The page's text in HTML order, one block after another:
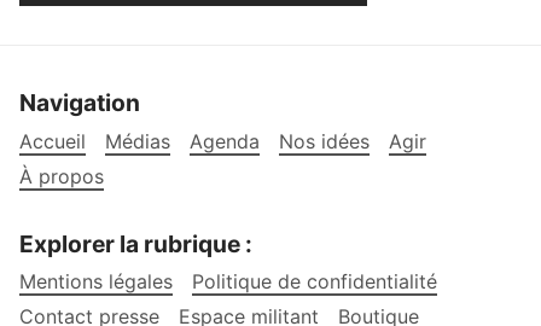
Ces sujets sociétaux sont certes importants,
de diversion pour occulter l’essentiel : la
trahison d’une partie des élites au profit de
leurs seuls intérêts, contre l’intérêt de la
Nation.
6
9.
Navigation
Accueil Médias Agenda Nos idées
Agir
À propos
Explorer la rubrique :
Mentions légales
Politique de confidentialité
Contact presse
Espace militant Boutique